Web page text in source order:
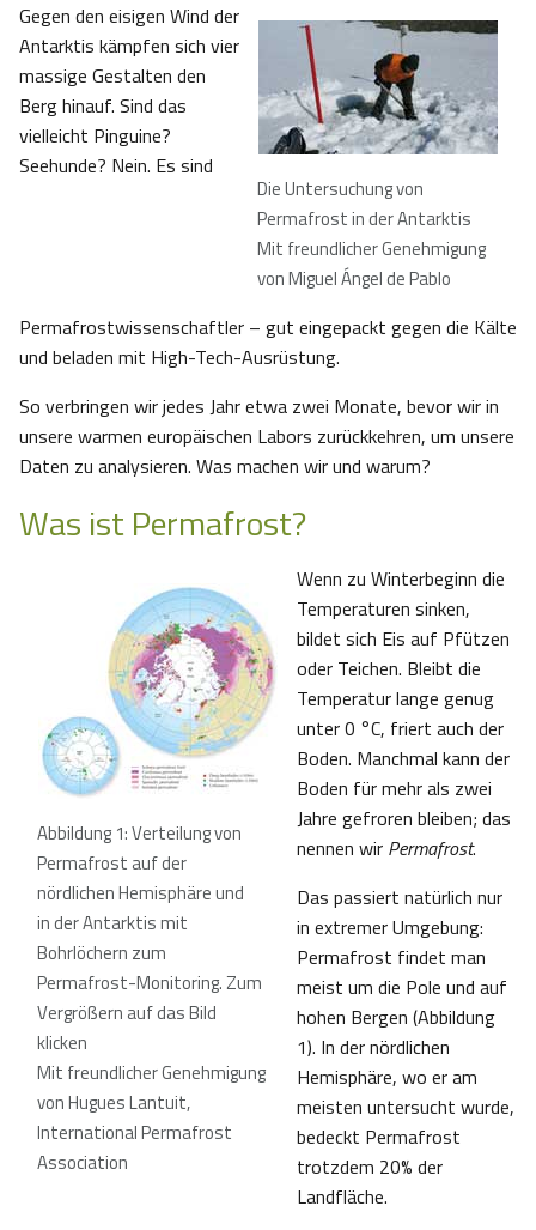
Die Untersuchung von
Permafrost in der Antarktis
Mit freundlicher Genehmigung
von Miguel Ángel de Pablo
Gegen den eisigen Wind der
Antarktis kämpfen sich vier
massige Gestalten den
Berg hinauf. Sind das
vielleicht Pinguine?
Seehunde? Nein. Es sind
Permafrostwissenschaftler – gut eingepackt gegen die Kälte
und beladen mit High-Tech-Ausrüstung.
So verbringen wir jedes Jahr etwa zwei Monate, bevor wir in
unsere warmen europäischen Labors zurückkehren, um unsere
Daten zu analysieren. Was machen wir und warum?
Was ist Permafrost?
Abbildung 1: Verteilung von
Permafrost auf der
nördlichen Hemisphäre und
in der Antarktis mit
Bohrlöchern zum
Permafrost-Monitoring. Zum
Vergrößern auf das Bild
klicken
Mit freundlicher Genehmigung
von Hugues Lantuit,
International Permafrost
Association
Wenn zu Winterbeginn die
Temperaturen sinken,
bildet sich Eis auf Pfützen
oder Teichen. Bleibt die
Temperatur lange genug
unter 0 °C, friert auch der
Boden. Manchmal kann der
Boden für mehr als zwei
Jahre gefroren bleiben; das
nennen wir Permafrost.
Das passiert natürlich nur
in extremer Umgebung:
Permafrost findet man
meist um die Pole und auf
hohen Bergen (Abbildung
1). In der nördlichen
Hemisphäre, wo er am
meisten untersucht wurde,
bedeckt Permafrost
trotzdem 20% der
Landfläche.